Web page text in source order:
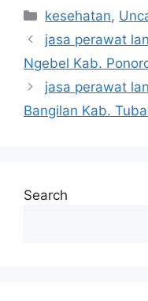
Categories
kesehatan,
jasa perawat
Ngebel Kab.
jasa perawat
Bangilan Kab.
Search